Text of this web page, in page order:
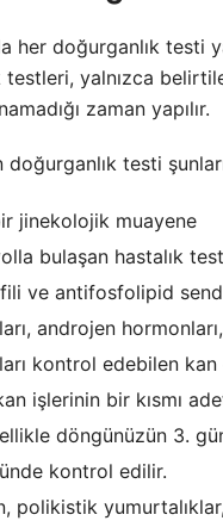
her doğurganlık testi
testleri, yalnızca
zaman yapılır.
doğurganlık testi
jinekolojik muayene
bulaşan hastalık
ve antifosfolipid
androjen
kontrol edebilen
işlerinin bir kısmı
döngünüzün 3.
kontrol edilir.
polikistik